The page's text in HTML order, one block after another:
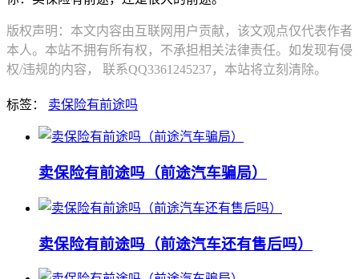
版权声明：本文内容由互联网用户贡献，该文观点仅代表作者
本人。本站不拥有所有权，不承担相关法律责任。如发现有侵
权/违规的内容， 联系QQ3361245237，本站将立刻清除。
标签： 卖保险有前途吗
卖保险有前途吗（前途汽车骗局）
卖保险有前途吗（前途汽车还有售后吗）